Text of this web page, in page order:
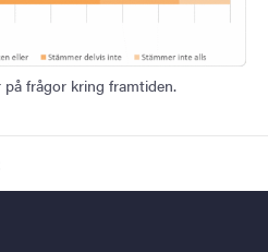
frågor kring framtiden.